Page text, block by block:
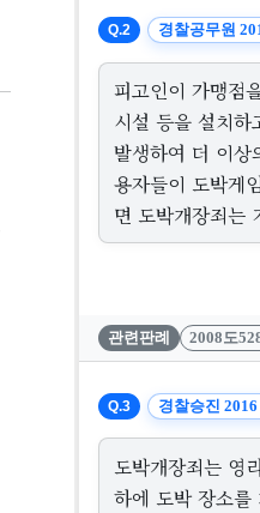
Q.2 경찰공무원
피고인이 가맹점
시설 등을 설치
발생하여 더 이상
용자들이 도박게
면 도박개장죄는
관련판례 2008도
Q.3 경찰승진 2016
도박개장죄는 영
하에 도박 장소를